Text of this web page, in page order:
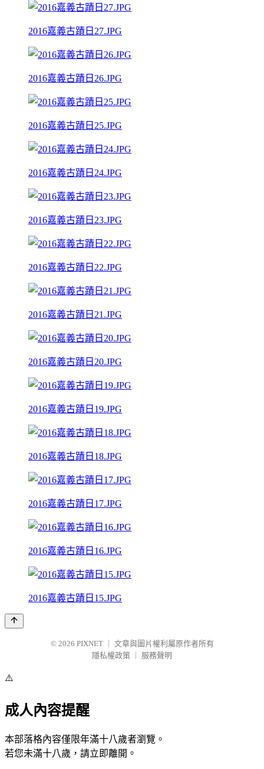
2016嘉義古蹟日27.JPG
2016嘉義古蹟日26.JPG
2016嘉義古蹟日25.JPG
2016嘉義古蹟日24.JPG
2016嘉義古蹟日23.JPG
2016嘉義古蹟日22.JPG
2016嘉義古蹟日21.JPG
2016嘉義古蹟日20.JPG
2016嘉義古蹟日19.JPG
2016嘉義古蹟日18.JPG
2016嘉義古蹟日17.JPG
2016嘉義古蹟日16.JPG
2016嘉義古蹟日15.JPG
© 2026 PIXNET
文章與圖片權利屬原作者所有
隱私權政策
服務聲明
⚠️
成人內容提醒
本部落格內容僅限年滿十八歲者瀏覽。
若您未滿十八歲，請立即離開。